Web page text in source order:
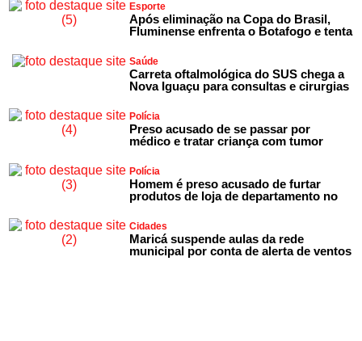
Esporte
Após eliminação na Copa do Brasil,
Fluminense enfrenta o Botafogo e tenta
Saúde
Carreta oftalmológica do SUS chega a
Nova Iguaçu para consultas e cirurgias
Polícia
Preso acusado de se passar por
médico e tratar criança com tumor
Polícia
Homem é preso acusado de furtar
produtos de loja de departamento no
Cidades
Maricá suspende aulas da rede
municipal por conta de alerta de ventos